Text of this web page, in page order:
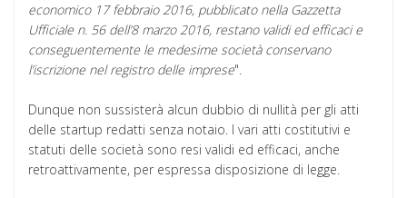
economico 17 febbraio 2016, pubblicato nella Gazzetta
Ufficiale n. 56 dell’8 marzo 2016, restano validi ed efficaci e
conseguentemente le medesime società conservano
l’iscrizione nel registro delle imprese".
Dunque non sussisterà alcun dubbio di nullità per gli atti
delle startup redatti senza notaio. I vari atti costitutivi e
statuti delle società sono resi validi ed efficaci, anche
retroattivamente, per espressa disposizione di legge.